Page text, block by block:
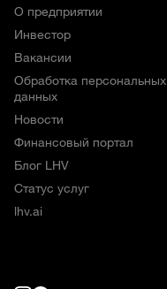
О предприятии
Инвестор
Вакансии
Обработка персональных
данных
Новости
Финансовый портал
Блог LHV
Статус услуг
lhv.ai